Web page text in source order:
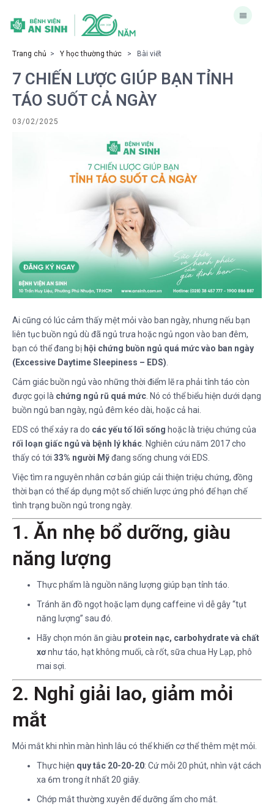
Trang chủ > Y học thường thức > Bài viết
7 CHIẾN LƯỢC GIÚP BẠN TỈNH
TÁO SUỐT CẢ NGÀY
03/02/2025
Ai cũng có lúc cảm thấy mệt mỏi vào ban ngày, nhưng nếu bạn
liên tục buồn ngủ dù đã ngủ trưa hoặc ngủ ngon vào ban đêm,
bạn có thể đang bị hội chứng buồn ngủ quá mức vào ban ngày
(Excessive Daytime Sleepiness – EDS)
Cảm giác buồn ngủ vào những thời điểm lẽ ra phải tỉnh táo còn
được gọi là chứng ngủ rũ quá mức . Nó có thể biểu hiện dưới dạng
buồn ngủ ban ngày, ngủ đêm kéo dài, hoặc cả hai.
EDS có thể xảy ra do các yếu tố lối sống hoặc là triệu chứng của
rối loạn giấc ngủ và bệnh lý khác . Nghiên cứu năm 2017 cho
thấy có tới 33% người Mỹđang sống chung với EDS.
Việc tìm ra nguyên nhân cơ bản giúp cải thiện triệu chứng, đồng
thời bạn có thể áp dụng một số chiến lược ứng phó để hạn chế
tình trạng buồn ngủ trong ngày.
1. Ăn nhẹ bổ dưỡng, giàu
năng lượng
Thực phẩm là nguồn năng lượng giúp bạn tỉnh táo.
Tránh ăn đồ ngọt hoặc lạm dụng caffeine vì dễ gây “tụt
năng lượng” sau đó.
Hãy chọn món ăn giàu protein nạc, carbohydrate và chất
xơnhư táo, hạt không muối, cà rốt, sữa chua Hy Lạp, phô
mai sợi.
2. Nghỉ giải lao, giảm mỏi
mắt
Mỏi mắt khi nhìn màn hình lâu có thể khiến cơ thể thêm mệt mỏi.
Thực hiện quy tắc 20-20-20: Cứ mỗi 20 phút, nhìn vật cách
xa 6m trong ít nhất 20 giây.
Chớp mắt thường xuyên để dưỡng ẩm cho mắt.